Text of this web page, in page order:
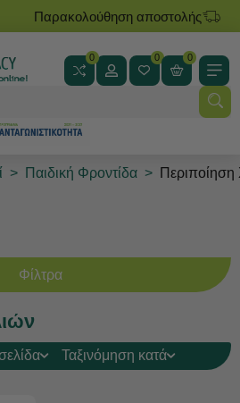
Παρακολούθηση αποστολής
0 0 0
> Παιδική Φροντίδα > Περιποίηση
Φίλτρα
Ταξινόμηση κατά